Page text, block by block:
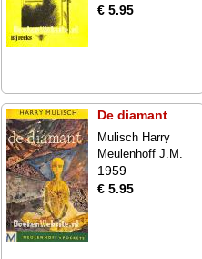
€ 5.95
De diamant
Mulisch Harry
Meulenhoff J.M.
1959
€ 5.95